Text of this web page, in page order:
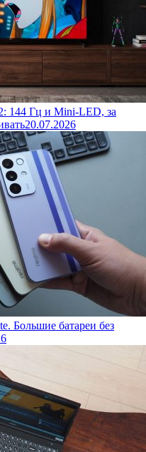
144 Гц и Mini-LED, за
20.07.2026
Большие батареи без